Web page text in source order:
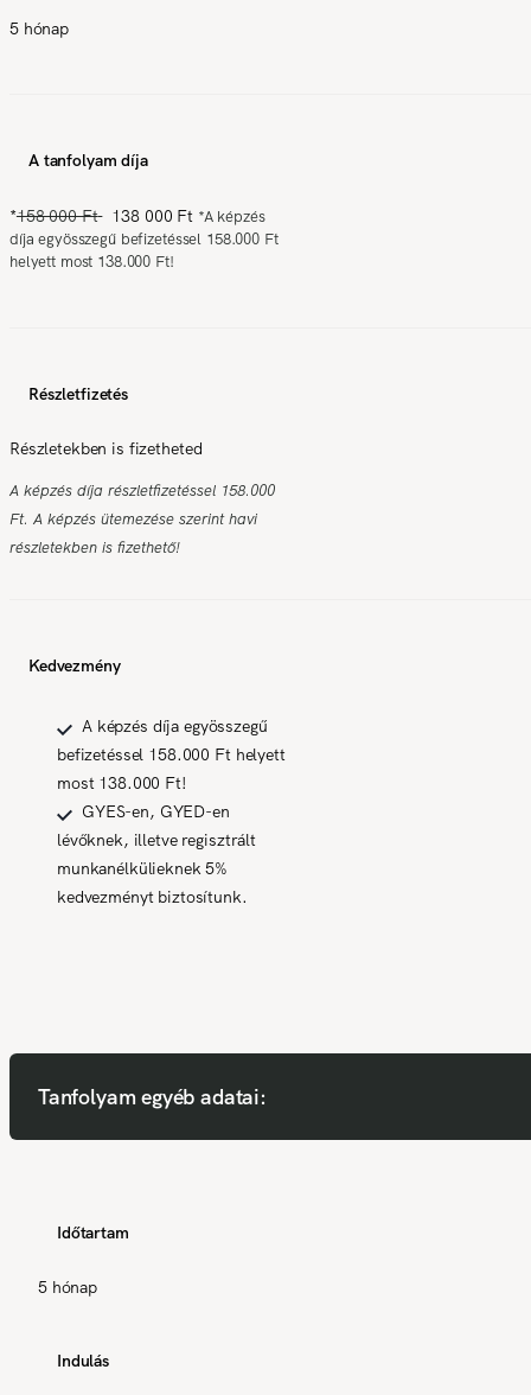
5 hónap
A tanfolyam díja
*158 000 Ft 138 000 Ft *A képzés
díja egyösszegű befizetéssel 158.000 Ft
helyett most 138.000 Ft!
Részletfizetés
Részletekben is fizetheted
A képzés díja részletfizetéssel 158.000
Ft. A képzés ütemezése szerint havi
részletekben is fizethető!
Kedvezmény
A képzés díja egyösszegű
befizetéssel 158.000 Ft helyett
most 138.000 Ft!
GYES-en, GYED-en
lévőknek, illetve regisztrált
munkanélkülieknek 5%
kedvezményt biztosítunk.
Tanfolyam egyéb adatai:
Időtartam
5 hónap
Indulás